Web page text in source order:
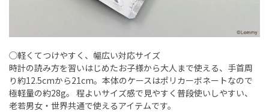
◯軽くてつけやすく、幅広い対応サイズ
時計の読み方を習いはじめたお子様から大人まで使える、手首周
り約12.5cmから21cm。本体のケースはポリカーボネートなので
極軽量の約28g。 程よいサイズ感で見やすく普段使いしやすい、
老若男女・世界共通で使えるアイテムです。